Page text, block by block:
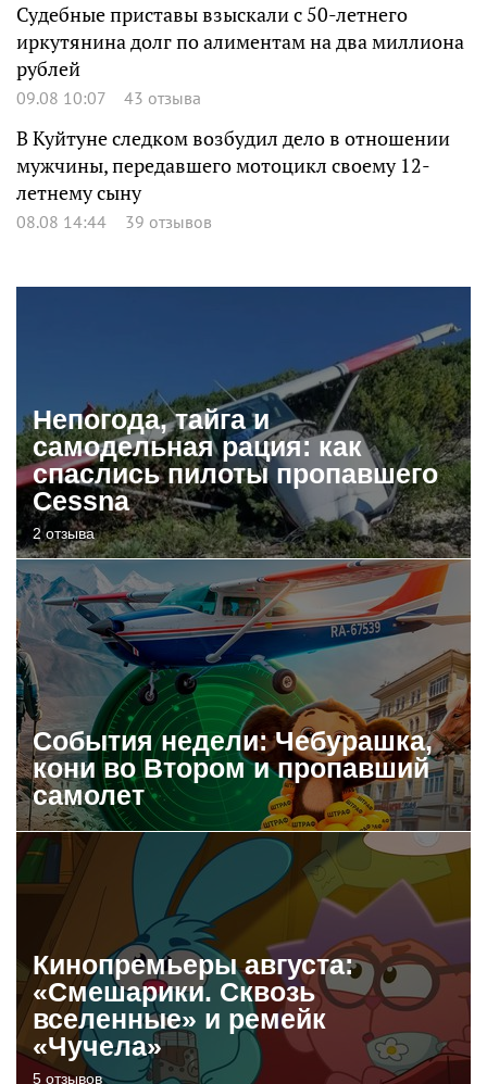
Судебные приставы взыскали с 50-летнего
иркутянина долг по алиментам на два миллиона
рублей
09.08 10:07 43 отзыва
В Куйтуне следком возбудил дело в отношении
мужчины, передавшего мотоцикл своему 12-
летнему сыну
08.08 14:44 39 отзывов
Непогода, тайга и
самодельная рация: как
спаслись пилоты пропавшего
Cessna
2 отзыва
События недели: Чебурашка,
кони во Втором и пропавший
самолет
Кинопремьеры августа:
«Смешарики. Сквозь
вселенные» и ремейк
«Чучела»
5 отзывов